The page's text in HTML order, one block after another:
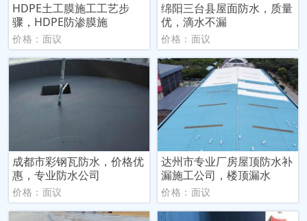
HDPE土工膜施工工艺步
骤，HDPE防渗膜施
价格：面议
绵阳三台县屋面防水，质量
优，滴水不漏
价格：面议
成都市彩钢瓦防水，价格优
惠，专业防水公司
价格：面议
达州市专业厂房屋顶防水补
漏施工公司，楼顶漏水
价格：面议